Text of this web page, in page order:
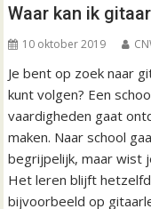
Waar kan ik
10 oktober 2019
Je bent op zoek naar
kunt volgen? Een
vaardigheden gaat
maken. Naar school
begrijpelijk, maar wist
Het leren blijft
bijvoorbeeld op